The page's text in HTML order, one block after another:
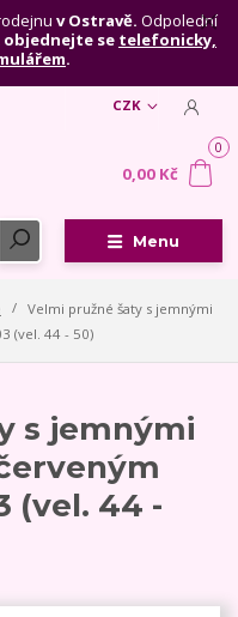
v Ostravě. Odpolední
objednejte se telefonicky,
.
Menu
CZK
0
0,00 Kč
Velmi pružné šaty s jemnými
(vel. 44 - 50)
s jemnými
(vel. 44 -